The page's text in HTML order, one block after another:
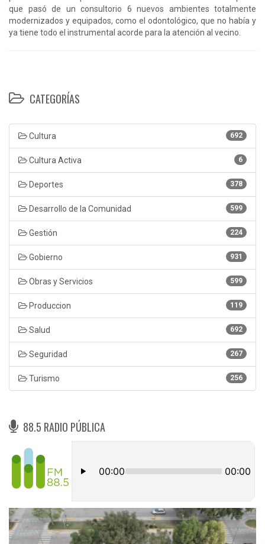
que pasó de un consultorio 6 nuevos ambientes totalmente
modernizados y equipados, como el odontológico, que no había y
ya tiene todo el instrumental acorde para la atención al vecino.
CATEGORÍAS
692
Cultura
6
Cultura Activa
378
Deportes
599
Desarrollo de la Comunidad
224
Gestión
931
Gobierno
599
Obras y Servicios
119
Produccion
692
Salud
267
Seguridad
256
Turismo
88.5 RADIO PÚBLICA